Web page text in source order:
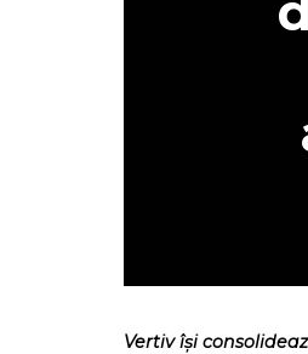
Vertiv își